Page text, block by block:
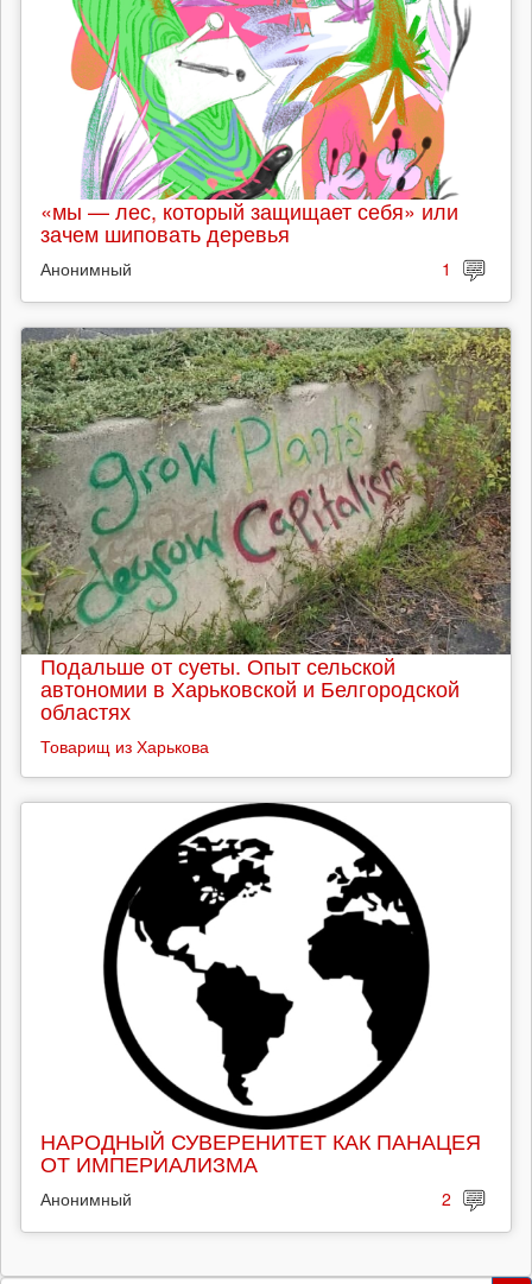
«мы — лес, который защищает себя» или
зачем шиповать деревья
Анонимный 1
Подальше от суеты. Опыт сельской
автономии в Харьковской и Белгородской
областях
Товарищ из Харькова
НАРОДНЫЙ СУВЕРЕНИТЕТ КАК ПАНАЦЕЯ
ОТ ИМПЕРИАЛИЗМА
Анонимный 2